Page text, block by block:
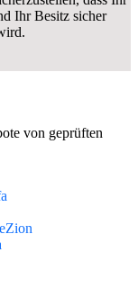
Ihr Besitz sicher
von geprüften